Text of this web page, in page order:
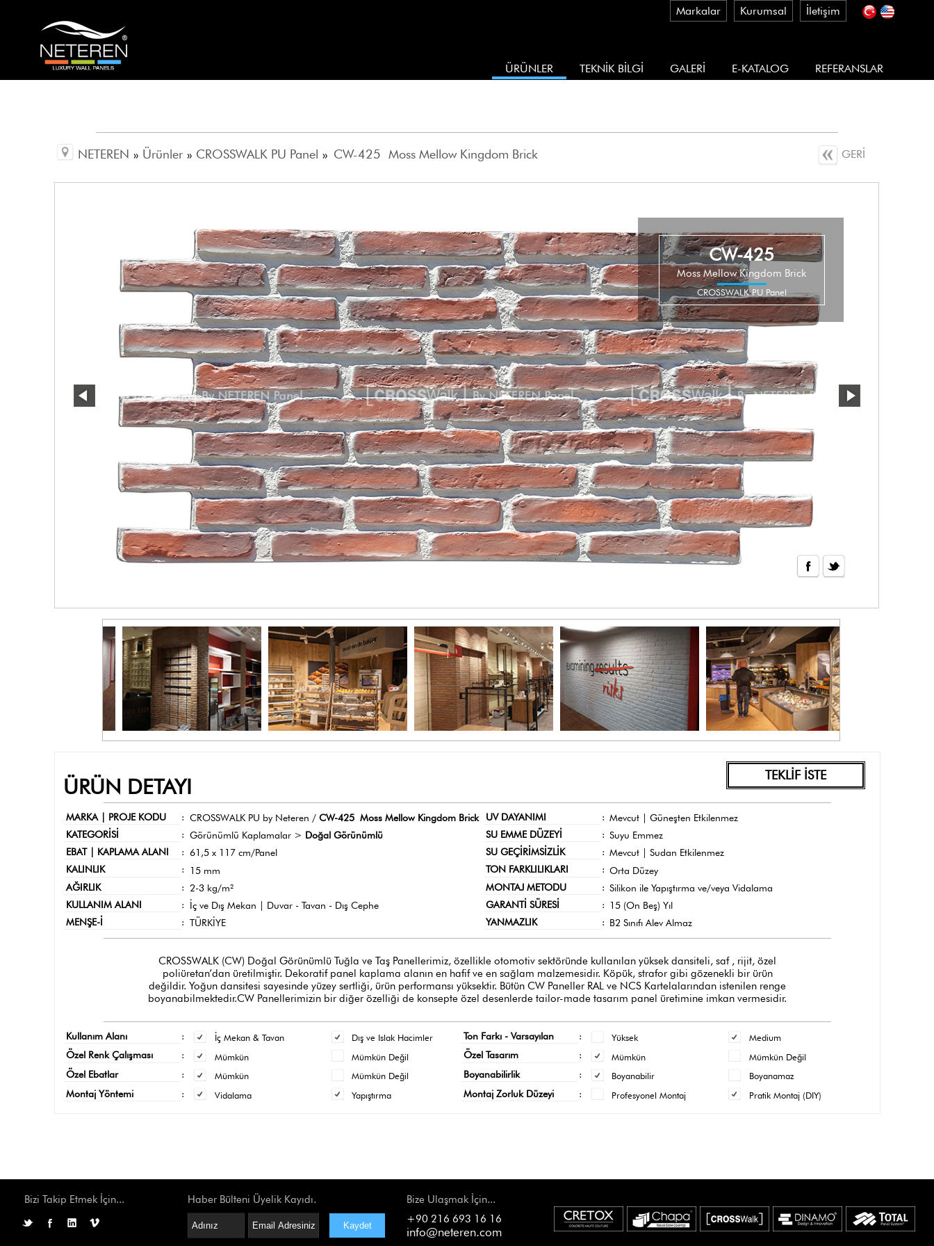
Markalar Kurumsal İletişim
ÜRÜNLER TEKNİK BİLGİ GALERİ E-KATALOG REFERANSLAR
NETEREN » Ürünler » CROSSWALK PU Panel » CW-425 Moss Mellow Kingdom Brick GERİ
CW-425
Moss Mellow Kingdom Brick
CROSSWALK PU Panel
ÜRÜN DETAYI TEKLİF İSTE
MARKA | PROJE KODU : CROSSWALK PU by Neteren / CW-425 Moss Mellow Kingdom Brick UV DAYANIMI : Mevcut | Güneşten Etkilenmez
KATEGORİSİ
: Görünümlü Kaplamalar > Doğal Görünümlü SU EMME DÜZEYİ : Suyu Emmez
EBAT | KAPLAMA ALANI
: 61,5 x 117 cm/Panel SU GEÇİRİMSİZLİK : Mevcut | Sudan Etkilenmez
KALINLIK
: 15 mm TON FARKLILIKLARI : Orta Düzey
AĞIRLIK
: 2-3 kg/m² MONTAJ METODU : Silikon ile Yapıştırma ve/veya Vidalama
KULLANIM ALANI
: İç ve Dış Mekan | Duvar - Tavan - Dış Cephe GARANTİ SÜRESİ :
15 (On Beş) Yıl
MENŞE-İ
: TÜRKİYE YANMAZLIK : B2 Sınıfı Alev Almaz
CROSSWALK (CW) Doğal Görünümlü Tuğla ve Taş Panellerimiz, özellikle otomotiv sektöründe kullanılan yüksek dansiteli, saf , rijit, özel
poliüretan’dan üretilmiştir. Dekoratif panel kaplama alanın en hafif ve en sağlam malzemesidir. Köpük, strafor gibi gözenekli bir ürün
değildir. Yoğun dansitesi sayesinde yüzey sertliği, ürün performansı yüksektir. Bütün CW Paneller RAL ve NCS Kartelalarından istenilen renge
boyanabilmektedir.CW Panellerimizin bir diğer özelliği de konsepte özel desenlerde tailor-made tasarım panel üretimine imkan vermesidir.
Kullanım Alanı : İç Mekan & Tavan Dış ve Islak Hacimler Ton Farkı - Varsayılan : Yüksek
Medium
Özel Renk Çalışması
: Mümkün Mümkün Değil Özel Tasarım : Mümkün
Mümkün Değil
Özel Ebatlar
: Mümkün Mümkün Değil Boyanabilirlik : Boyanabilir
Boyanamaz
Montaj Yöntemi
: Vidalama Yapıştırma Montaj Zorluk Düzeyi : Profesyonel Montaj Pratik Montaj (DIY)
Bizi Takip Etmek İçin... Haber Bülteni Üyelik Kayıdı.
Bize Ulaşmak İçin...
+90 216 693 16 16
info@neteren.com